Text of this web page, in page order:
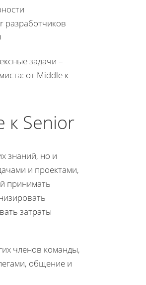
разработчиков
задачи –
от Middle к
к Senior
знаний, но и
и проектами,
принимать
затраты
членов команды,
общение и